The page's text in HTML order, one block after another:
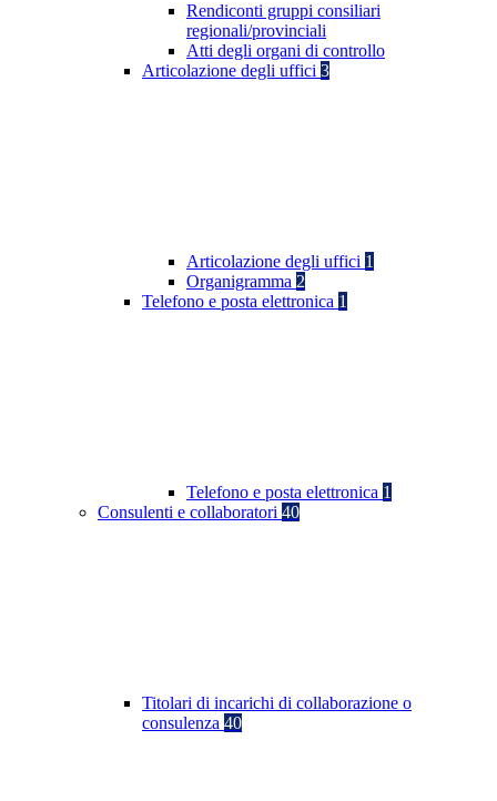
Rendiconti gruppi consiliari
regionali/provinciali
Atti degli organi di controllo
Articolazione degli uffici 3
Articolazione degli uffici 1
Organigramma 2
Telefono e posta elettronica 1
Telefono e posta elettronica 1
Consulenti e collaboratori 40
Titolari di incarichi di collaborazione o
consulenza 40